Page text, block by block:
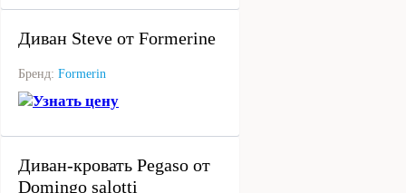
Диван Steve от Formerine
Бренд: Formerin
Узнать цену
Диван-кровать Pegaso от
Domingo salotti